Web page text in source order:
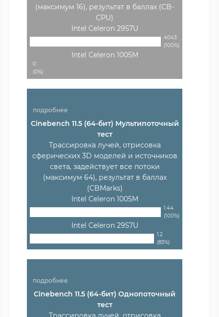
(максимум 16), результат в баллах (CB-
CPU)
Intel Celeron 2957U
4043
(100%)
Intel Celeron 1005M
0
(0%)
подробнее
Cinebench 11.5 (64-бит) Мультипоточный
тест
Трассировка лучей, отрисовка
сферических 3D моделей и источников
света, задействует все потоки
(максимум 64), результат в баллах
(CBMarks)
Intel Celeron 1005M
1.44
(100%)
Intel Celeron 2957U
1.2
(83%)
подробнее
Cinebench 11.5 (64-бит) Однопоточный
тест